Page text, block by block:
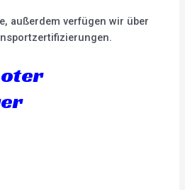
außerdem verfügen wir über